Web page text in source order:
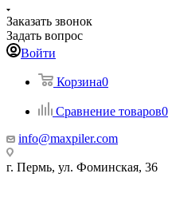
Заказать звонок
Задать вопрос
Войти
Корзина0
Сравнение товаров0
info@maxpiler.com
г. Пермь, ул. Фоминская, 36